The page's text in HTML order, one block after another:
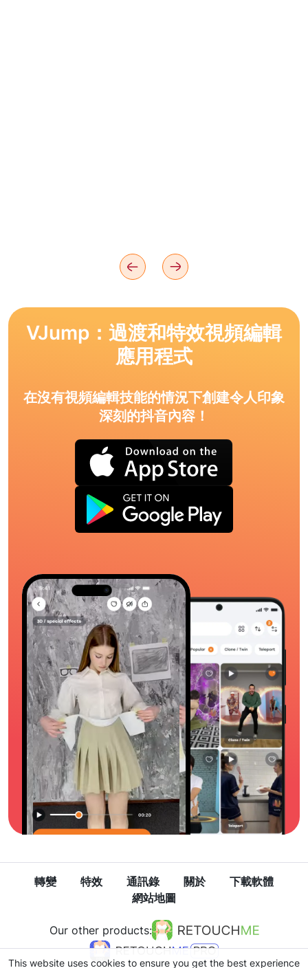
VJump：過渡和特效視頻編輯
應用程式
在沒有視頻編輯技能的情況下創建令人印象
深刻的抖音內容！
轉變 特效 通訊錄 關於
下載軟體
網站地圖
Our other products:
This website uses cookies to ensure you get the best experience